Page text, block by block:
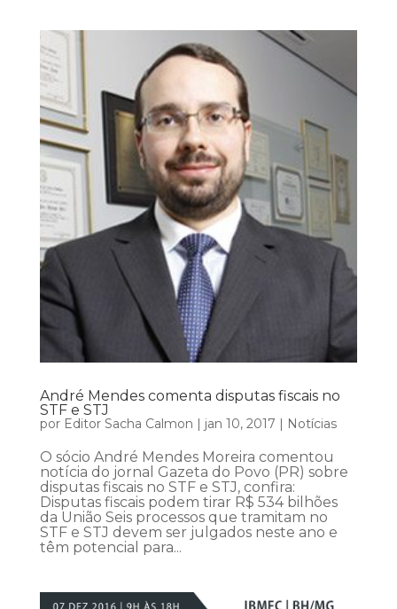
André Mendes comenta disputas fiscais no
STF e STJ
por Editor Sacha Calmon jan 10, 2017 Notícias
O sócio André Mendes Moreira comentou
notícia do jornal Gazeta do Povo (PR) sobre
disputas fiscais no STF e STJ, confira:
Disputas fiscais podem tirar R$ 534 bilhões
da União Seis processos que tramitam no
STF e STJ devem ser julgados neste ano e
têm potencial para...